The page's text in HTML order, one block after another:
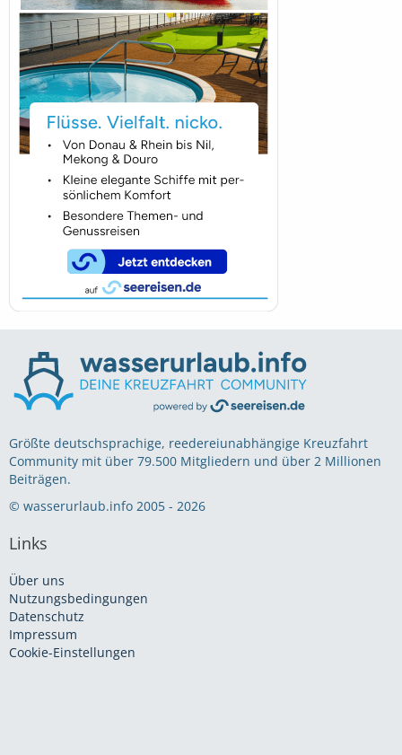
Größte deutschsprachige, reedereiunabhängige Kreuzfahrt
Community mit über 79.500 Mitgliedern und über 2 Millionen
Beiträgen.
© wasserurlaub.info 2005 - 2026
Links
Über uns
Nutzungsbedingungen
Datenschutz
Impressum
Cookie-Einstellungen